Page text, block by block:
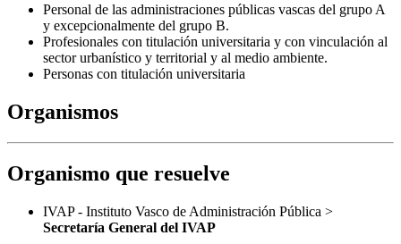
Personal de las administraciones públicas vascas del grupo A
y excepcionalmente del grupo B.
Profesionales con titulación universitaria y con vinculación al
sector urbanístico y territorial y al medio ambiente.
Personas con titulación universitaria
Organismos
Organismo que resuelve
IVAP - Instituto Vasco de Administración Pública >
Secretaría General del IVAP